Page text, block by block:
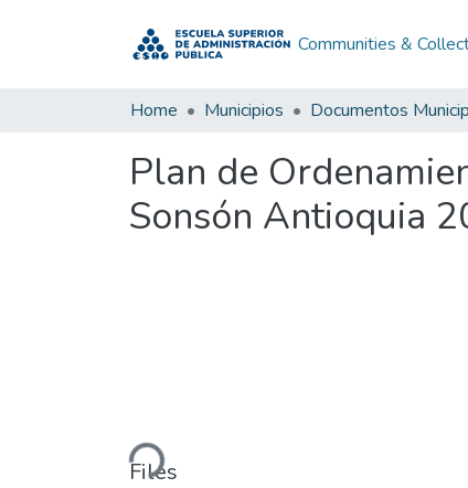
Communities &
Home Municipios Documentos
Plan de
Sonsón Antioquia
Loading...
Files